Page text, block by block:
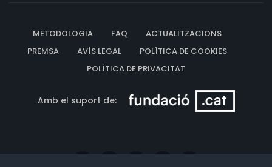
METODOLOGIA FAQ
ACTUALITZACIONS
PREMSA
AVÍS LEGAL
POLÍTICA DE COOKIES
POLÍTICA DE PRIVACITAT
Amb el suport de: